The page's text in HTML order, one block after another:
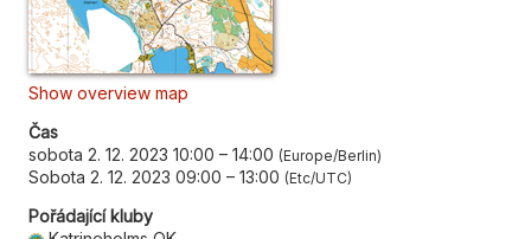
Show overview map
Čas
sobota 2. 12. 2023 10:00 – 14:00 Europe/Berlin
Sobota 2. 12. 2023 09:00 – 13:00 Etc/UTC
Pořádající kluby